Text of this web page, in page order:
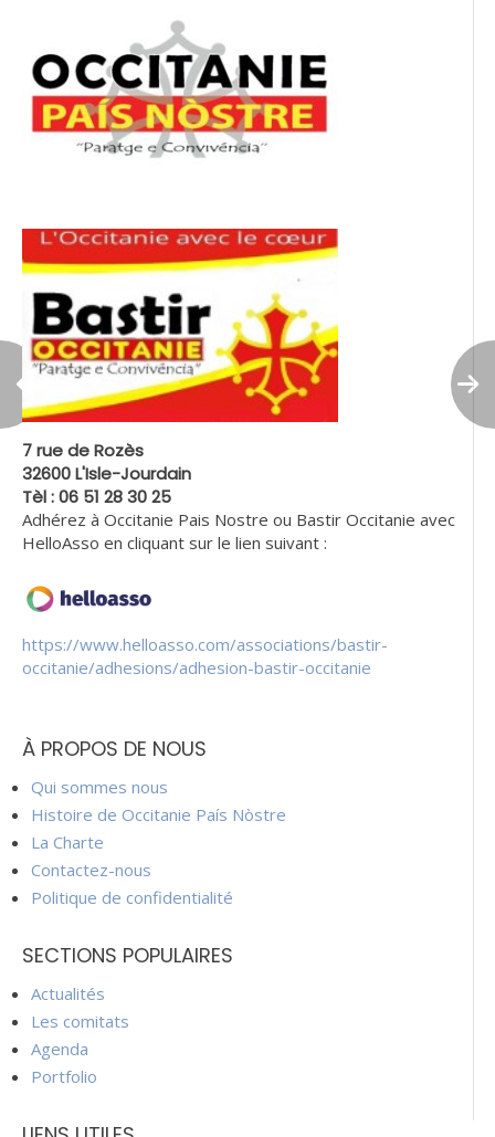
7 rue de Rozès
32600 L'Isle-Jourdain
Tèl : 06 51 28 30 25
Adhérez à Occitanie Pais Nostre ou Bastir Occitanie avec
HelloAsso en cliquant sur le lien suivant :
https://www.helloasso.com/associations/bastir-
occitanie/adhesions/adhesion-bastir-occitanie
À PROPOS DE NOUS
Qui sommes nous
Histoire de Occitanie País Nòstre
La Charte
Contactez-nous
Politique de confidentialité
SECTIONS POPULAIRES
Actualités
Les comitats
Agenda
Portfolio